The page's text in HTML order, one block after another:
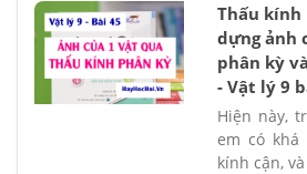
Thấu kính
dựng ảnh
phân kỳ
- Vật lý 9
Hiện này,
em có
kính cận,